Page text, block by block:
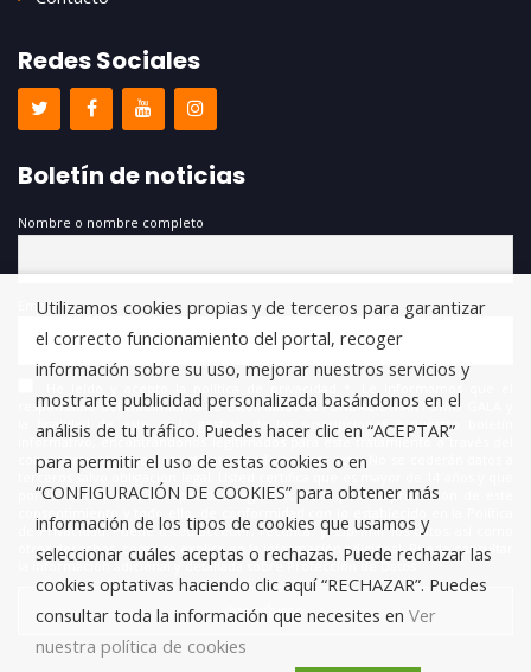
Redes Sociales
Boletín de noticias
Nombre o nombre completo
Email
responsable del tratamiento de estos datos es FUNDACIÓN ANTONIO GALA y
la finalidad de este es la gestión de las suscripciones a nuestro boletín
informativo, encontrándonos legitimados para este tratamiento a través del
consentimiento que nos está otorgando en este acto. No se cederán datos a
terceros salvo obligación legal. Usted certifica que es mayor de 14 años y que
por lo tanto posee la capacidad legal necesaria para la prestación de este
de Privacidad. Puede usted acceder, rectificar y suprimir los datos, así como
otros derechos, como se explica en la información adicional. Puede consultar
la información adicional y detallada sobre Protección de Datos.
Utilizamos cookies propias y de terceros para garantizar
el correcto funcionamiento del portal, recoger
información sobre su uso, mejorar nuestros servicios y
mostrarte publicidad personalizada basándonos en el
análisis de tu tráfico. Puedes hacer clic en “ACEPTAR”
para permitir el uso de estas cookies o en
“CONFIGURACIÓN DE COOKIES” para obtener más
información de los tipos de cookies que usamos y
seleccionar cuáles aceptas o rechazas. Puede rechazar las
cookies optativas haciendo clic aquí “RECHAZAR”. Puedes
consultar toda la información que necesites en Ver
nuestra política de cookies